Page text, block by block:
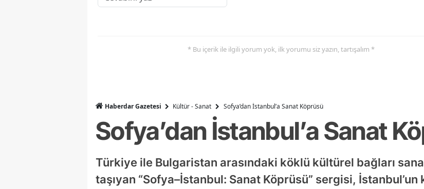
* Bu içerik ile ilgili yorum yok, ilk yorumu siz yazın, tartışalım *
Haberdar Gazetesi Kültür - Sanat Sofya’dan İstanbul’a Sanat Köprüsü
Sofya’dan İstanbul’a Sanat
Türkiye ile Bulgaristan arasındaki köklü kültürel bağları
taşıyan “Sofya–İstanbul: Sanat Köprüsü” sergisi, İstanbul’un